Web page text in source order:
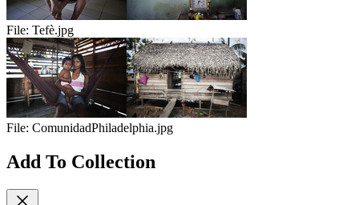
File: Tefè.jpg
File: ComunidadPhiladelphia.jpg
Add To Collection